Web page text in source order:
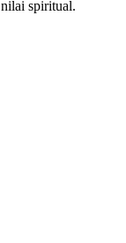
spiritual.